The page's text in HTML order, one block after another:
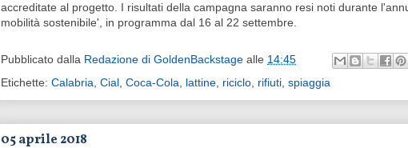
accreditate al progetto. I risultati della campagna saranno resi noti durante
mobilità sostenibile', in programma dal 16 al 22 settembre.
Pubblicato dalla Redazione di GoldenBackstage alle 14:45
Etichette: Calabria, Cial, Coca-Cola, lattine, riciclo, rifiuti, spiaggia
05 aprile 2018